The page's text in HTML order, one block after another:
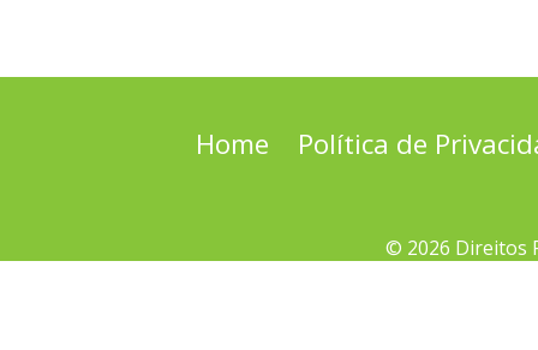
Home Política de
© 2026 Direitos